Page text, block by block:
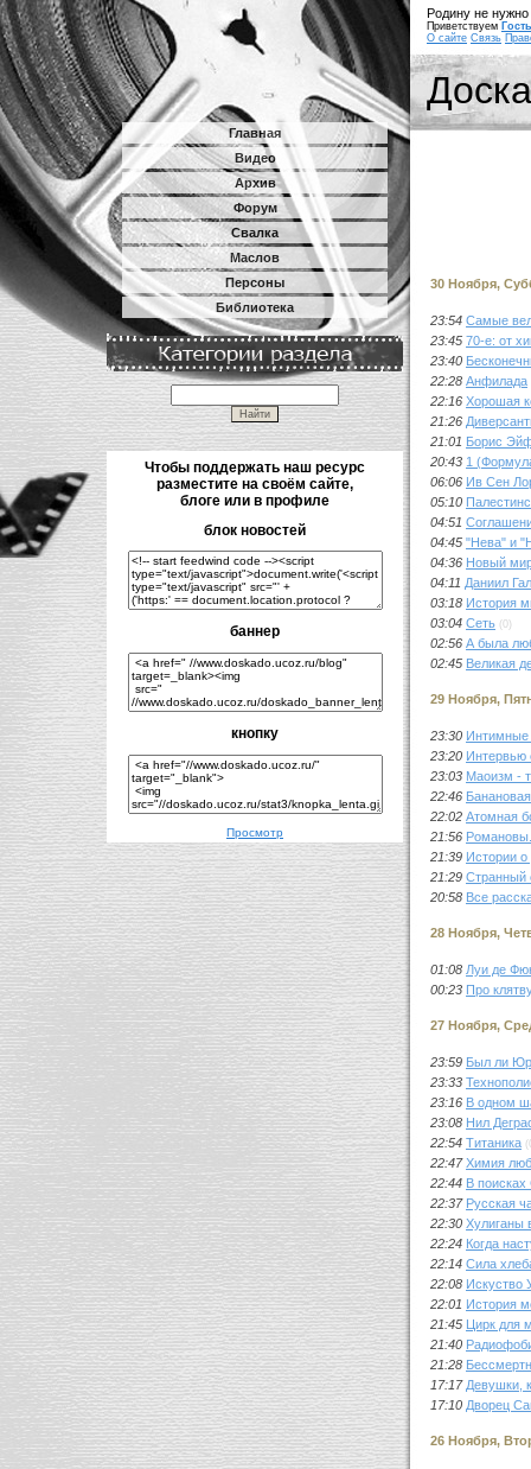
Главная
Видео
Архив
Форум
Свалка
Маслов
Персоны
Библиотека
Чтобы поддержать наш ресурс
разместите на своём сайте,
блоге или в профиле
блок новостей
баннер
кнопку
Просмотр
Родину не нужно
Приветствуем Гость
О сайте Связь
30 Ноября,
23:54 Самые
23:45 70-е: от
23:40
22:28 Анфилада
22:16 Хорошая
21:26
21:01 Борис
20:43 1
06:06 Ив Сен
05:10
04:51
04:45 "Нева" и
04:36 Новый
04:11 Даниил
03:18 История
03:04 Сеть (0)
02:56 А была
02:45 Великая
29 Ноября,
23:30 Интимные
23:20 Интервью
23:03 Маоизм -
22:46
22:02 Атомная
21:56
21:39 Истории
21:29 Странный
20:58 Все
28 Ноября,
01:08 Луи де
00:23 Про
27 Ноября,
23:59 Был ли
23:33
23:16 В одном
23:08 Нил
22:54 Титаника
22:47 Химия
22:44 В поисках
22:37 Русская
22:30 Хулиганы
22:24 Когда
22:14 Сила
22:08 Искуство
22:01 История
21:45 Цирк для
21:40
21:28
17:17 Девушки,
17:10 Дворец
26 Ноября,